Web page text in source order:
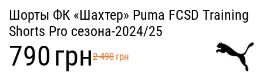
Шорты ФК «Шахтер» Puma FCSD Training
Shorts Pro сезона-2024/25
‍790‍грн‍2 490‍ грн